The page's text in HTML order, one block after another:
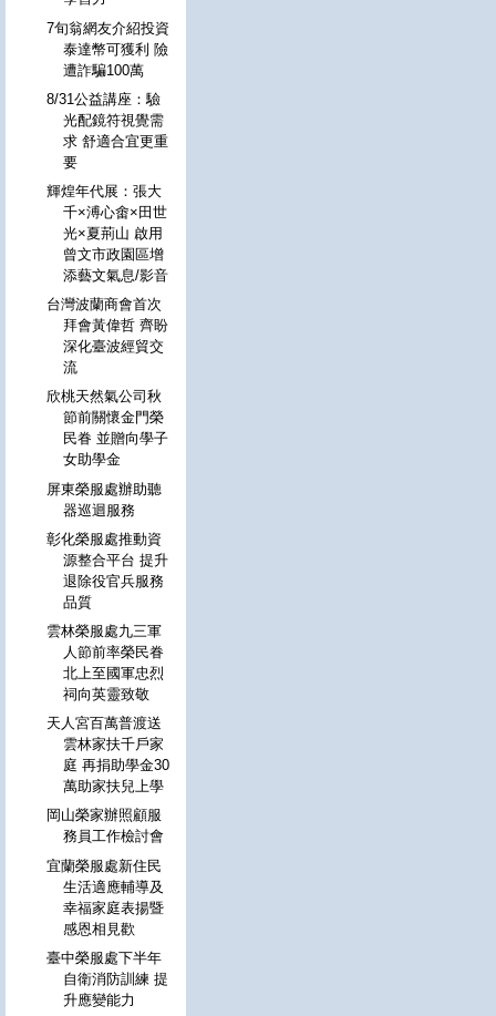
7旬翁網友介紹投資
泰達幣可獲利 險
遭詐騙100萬
8/31公益講座：驗
光配鏡符視覺需
求 舒適合宜更重
要
輝煌年代展：張大
千×溥心畬×田世
光×夏荊山 啟用
曾文市政園區增
添藝文氣息/影音
台灣波蘭商會首次
拜會黃偉哲 齊盼
深化臺波經貿交
流
欣桃天然氣公司秋
節前關懷金門榮
民眷 並贈向學子
女助學金
屏東榮服處辦助聽
器巡迴服務
彰化榮服處推動資
源整合平台 提升
退除役官兵服務
品質
雲林榮服處九三軍
人節前率榮民眷
北上至國軍忠烈
祠向英靈致敬
天人宮百萬普渡送
雲林家扶千戶家
庭 再捐助學金30
萬助家扶兒上學
岡山榮家辦照顧服
務員工作檢討會
宜蘭榮服處新住民
生活適應輔導及
幸福家庭表揚暨
感恩相見歡
臺中榮服處下半年
自衛消防訓練 提
升應變能力